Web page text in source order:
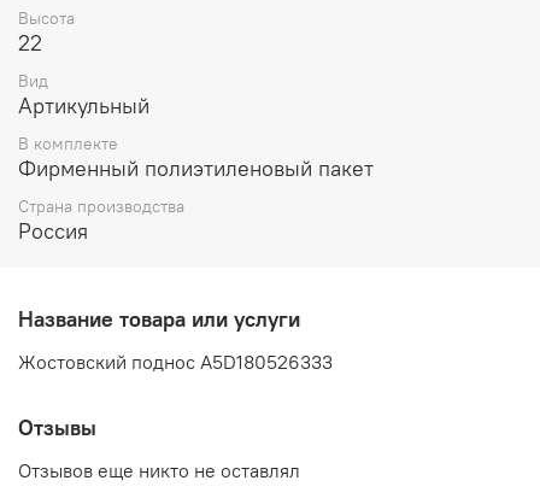
Высота
22
Вид
Артикульный
В комплекте
Фирменный полиэтиленовый пакет
Страна производства
Россия
Название товара или услуги
Жостовский поднос A5D180526333
Отзывы
Отзывов еще никто не оставлял